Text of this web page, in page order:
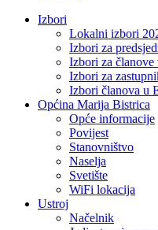
Izbori
Lokalni izbori
Izbori za
Izbori za članove
Izbori za
Izbori članova u
Općina Marija Bistrica
Opće informacije
Povijest
Stanovništvo
Naselja
Svetište
WiFi lokacija
Ustroj
Načelnik